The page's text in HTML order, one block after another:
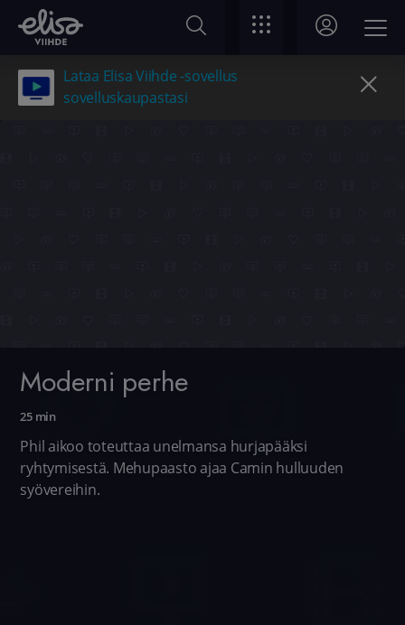
Lataa Elisa Viihde -sovellus
sovelluskaupastasi
Moderni perhe
25 min
Phil aikoo toteuttaa unelmansa hurjapääksi
ryhtymisestä. Mehupaasto ajaa Camin hulluuden
syövereihin.